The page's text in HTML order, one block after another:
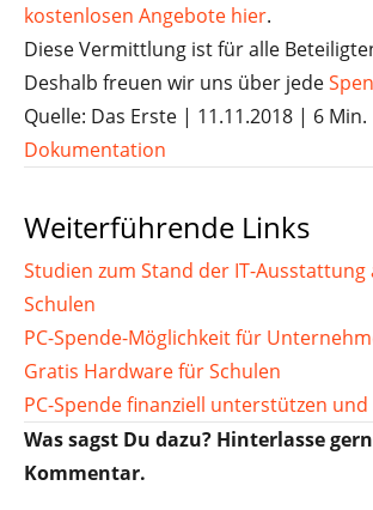
kostenlosen Angebote hier.
Diese Vermittlung ist für alle
Deshalb freuen wir uns über jede
Quelle: Das Erste | 11.11.2018 | 6 Min.
Dokumentation
Weiterführende Links
Studien zum Stand der IT-
Schulen
PC-Spende-Möglichkeit für
Gratis Hardware für Schulen
PC-Spende finanziell unterstützen
Was sagst Du dazu? Hinterlasse
Kommentar.